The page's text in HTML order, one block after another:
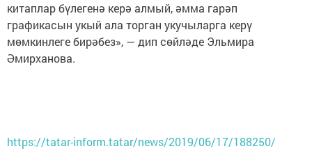
китаплар бүлегенә керә алмый, әмма гарәп
графикасын укый ала торган укучыларга керү
мөмкинлеге бирәбез», — дип сөйләде Эльмира
Әмирханова.
https://tatar-inform.tatar/news/2019/06/17/188250/